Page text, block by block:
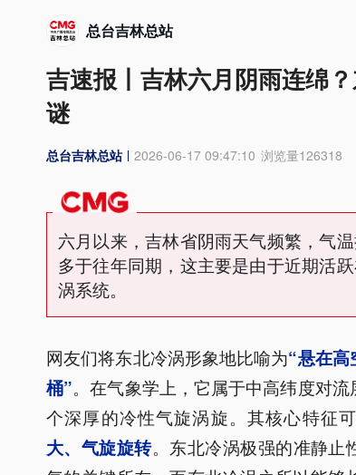
总台吉林总站
吉速报丨吉林六月阴雨连绵
谜
总台吉林总站 2026-06-17 09:47:10 浏览量126318
六月以来，吉林省阴雨天气频繁，气
多于往年同期，这主要是由于近期活
涡系统。
网友们将东北冷涡形象地比喻为“悬在高
桶”。在气象学上，它属于中高纬度对
个深厚的冷性气旋涡旋。其核心特征
大、 气旋旋转。东北冷涡极强的准静止